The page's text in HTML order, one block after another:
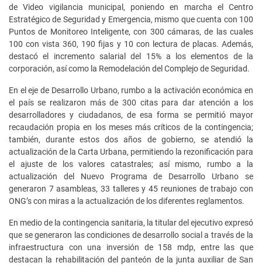
de Video vigilancia municipal, poniendo en marcha el Centro
Estratégico de Seguridad y Emergencia, mismo que cuenta con 100
Puntos de Monitoreo Inteligente, con 300 cámaras, de las cuales
100 con vista 360, 190 fijas y 10 con lectura de placas. Además,
destacó el incremento salarial del 15% a los elementos de la
corporación, así como la Remodelación del Complejo de Seguridad.
En el eje de Desarrollo Urbano, rumbo a la activación económica en
el país se realizaron más de 300 citas para dar atención a los
desarrolladores y ciudadanos, de esa forma se permitió mayor
recaudación propia en los meses más críticos de la contingencia;
también, durante estos dos años de gobierno, se atendió la
actualización de la Carta Urbana, permitiendo la rezonificación para
el ajuste de los valores catastrales; así mismo, rumbo a la
actualización del Nuevo Programa de Desarrollo Urbano se
generaron 7 asambleas, 33 talleres y 45 reuniones de trabajo con
ONG’s con miras a la actualización de los diferentes reglamentos.
En medio de la contingencia sanitaria, la titular del ejecutivo expresó
que se generaron las condiciones de desarrollo social a través de la
infraestructura con una inversión de 158 mdp, entre las que
destacan la rehabilitación del panteón de la junta auxiliar de San